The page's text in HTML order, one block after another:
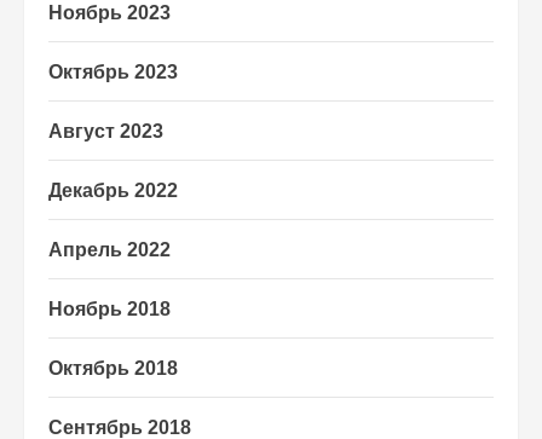
Ноябрь 2023
Октябрь 2023
Август 2023
Декабрь 2022
Апрель 2022
Ноябрь 2018
Октябрь 2018
Сентябрь 2018